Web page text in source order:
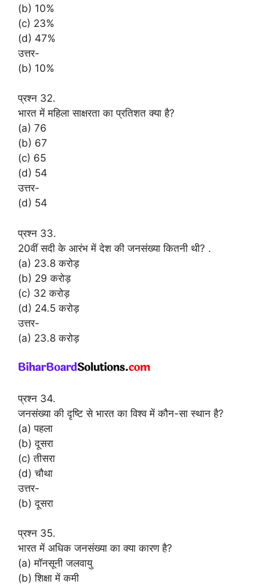
(b) 10%
(c) 23%
(d) 47%
उत्तर-
(b) 10%
प्रश्न 32.
भारत में महिला साक्षरता का प्रतिशत क्या है?
(a) 76
(b) 67
(c) 65
(d) 54
उत्तर-
(d) 54
प्रश्न 33.
20वीं सदी के आरंभ में देश की जनसंख्या कितनी थी? .
(a) 23.8 करोड़
(b) 29 करोड़
(c) 32 करोड़
(d) 24.5 करोड़
उत्तर-
(a) 23.8 करोड़
प्रश्न 34.
जनसंख्या की दृष्टि से भारत का विश्व में कौन-सा स्थान है?
(a) पहला
(b) दूसरा
(c) तीसरा
(d) चौथा
उत्तर-
(b) दूसरा
प्रश्न 35.
भारत में अधिक जनसंख्या का क्या कारण है?
(a) मॉनसूनी जलवायु
(b) शिक्षा में कमी